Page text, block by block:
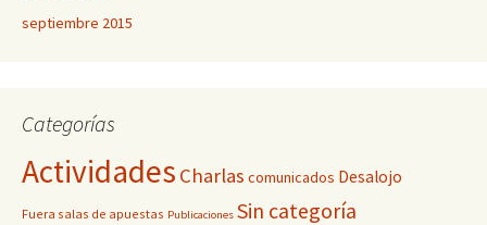
septiembre 2015
Categorías
Actividades Charlas comunicados Desalojo
Fuera salas de apuestas Publicaciones Sin categoría